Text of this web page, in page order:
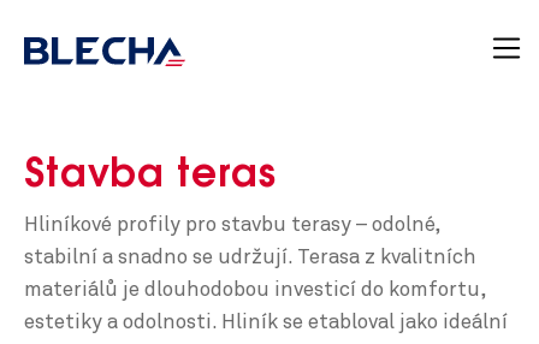
Stavba teras
Hliníkové profily pro stavbu terasy – odolné,
stabilní a snadno se udržují. Terasa z kvalitních
materiálů je dlouhodobou investicí do komfortu,
estetiky a odolnosti. Hliník se etabloval jako ideální